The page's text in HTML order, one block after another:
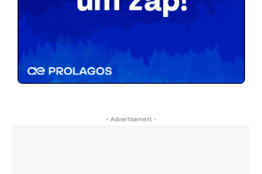
- Advertisement -